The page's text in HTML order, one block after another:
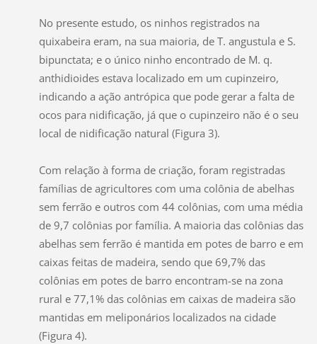
No presente estudo, os ninhos registrados na
quixabeira eram, na sua maioria, de T. angustula e S.
bipunctata; e o único ninho encontrado de M. q.
anthidioides estava localizado em um cupinzeiro,
indicando a ação antrópica que pode gerar a falta de
ocos para nidificação, já que o cupinzeiro não é o seu
local de nidificação natural (Figura 3).
Com relação à forma de criação, foram registradas
famílias de agricultores com uma colônia de abelhas
sem ferrão e outros com 44 colônias, com uma média
de 9,7 colônias por família. A maioria das colônias das
abelhas sem ferrão é mantida em potes de barro e em
caixas feitas de madeira, sendo que 69,7% das
colônias em potes de barro encontram-se na zona
rural e 77,1% das colônias em caixas de madeira são
mantidas em meliponários localizados na cidade
(Figura 4).